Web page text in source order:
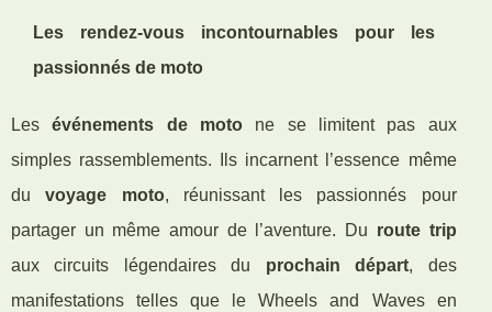
Les rendez-vous incontournables pour les
passionnés de moto
Lesévénements de motone se limitent pas aux
simples rassemblements. Ils incarnent l’essence même
duvoyage moto, réunissant les passionnés pour
partager un même amour de l’aventure. Du route trip
aux circuits légendaires du prochain départ, des
manifestations telles que le Wheels and Waves en